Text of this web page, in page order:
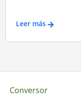
Leer más
Conversor